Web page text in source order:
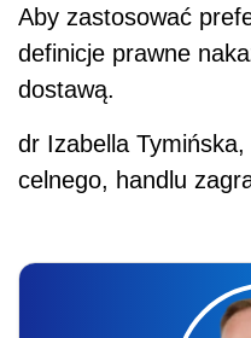
Aby zastosować
definicje prawne
dostawą.
dr Izabella
celnego, handlu